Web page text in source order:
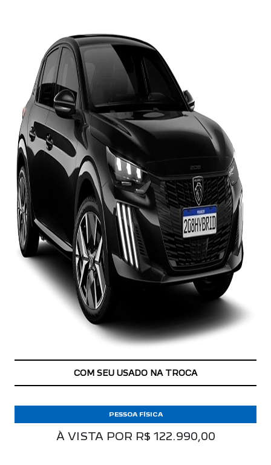
COM SEU USADO NA TROCA
À VISTA POR R$ 122.990,00
PESSOA FÍSICA